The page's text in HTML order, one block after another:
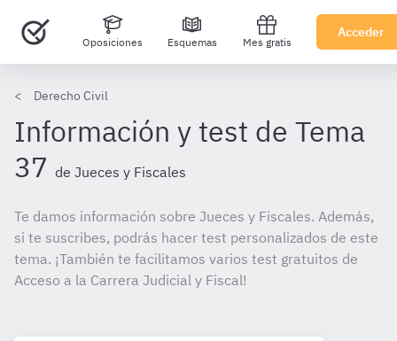
Oposiciones Esquemas Mes gratis
Acceder
Derecho Civil
Información y test de Tema
37 de Jueces y Fiscales
Te damos información sobre Jueces y Fiscales. Además,
si te suscribes, podrás hacer test personalizados de este
tema. ¡También te facilitamos varios test gratuitos de
Acceso a la Carrera Judicial y Fiscal!